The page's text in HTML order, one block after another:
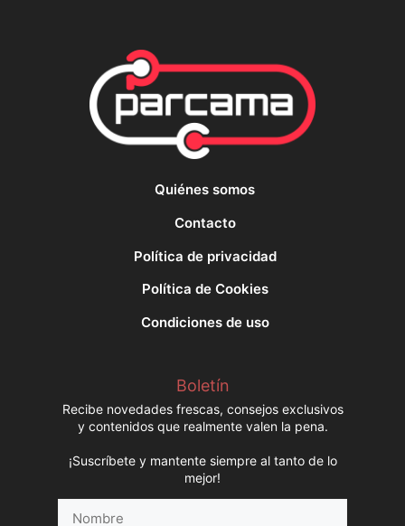
Quiénes somos
Contacto
Política de privacidad
Política de Cookies
Condiciones de uso
Boletín
Recibe novedades frescas, consejos exclusivos
y contenidos que realmente valen la pena.
¡Suscríbete y mantente siempre al tanto de lo
mejor!